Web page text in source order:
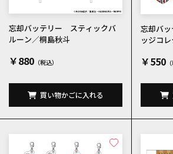
忘却バッテリー スティックバ
ルーン／桐島秋斗
￥880
買い物かごに入れる
忘却バ
ッジコ
￥550